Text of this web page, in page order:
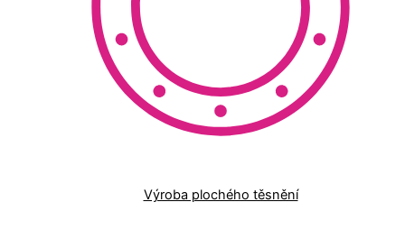
Výroba plochého těsnění